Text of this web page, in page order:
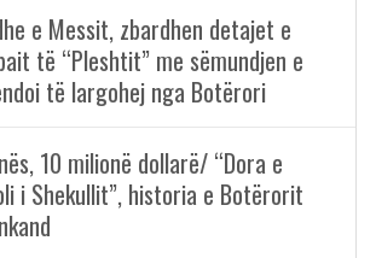
e Messit, zbardhen detajet e
të “Pleshtit” me sëmundjen e
të largohej nga Botërori
10 milionë dollarë/ “Dora e
i Shekullit”, historia e Botërorit